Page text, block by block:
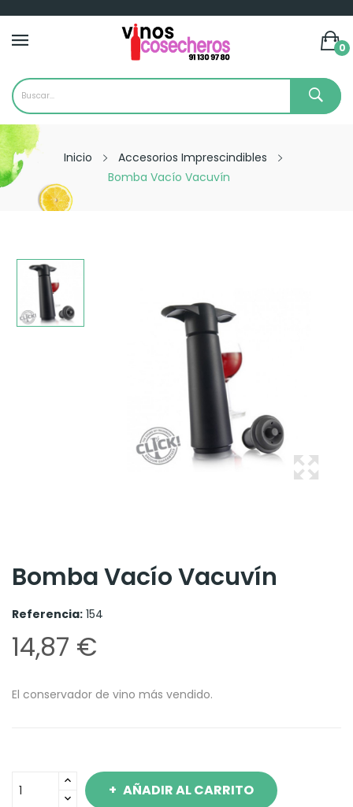
0
Inicio
Accesorios Imprescindibles
Bomba Vacío Vacuvín
Bomba Vacío Vacuvín
Referencia: 154
14,87 €
El conservador de vino más vendido.
AÑADIR AL CARRITO